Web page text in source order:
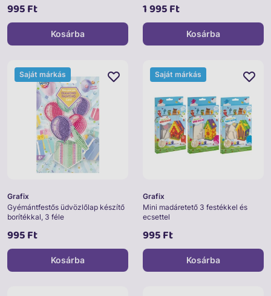
995 Ft
Kosárba
1 995 Ft
Kosárba
Grafix
Gyémántfestős üdvözlőlap készítő
borítékkal, 3 féle
995 Ft
Saját márkás
Kosárba
Grafix
Mini madáretető 3 festékkel és
ecsettel
995 Ft
Saját márkás
Kosárba